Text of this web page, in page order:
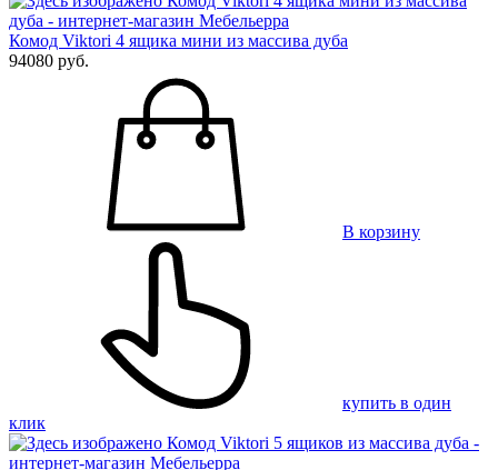
Комод Viktori 4 ящика мини из массива дуба
94080 руб.
В корзину
купить в один
клик